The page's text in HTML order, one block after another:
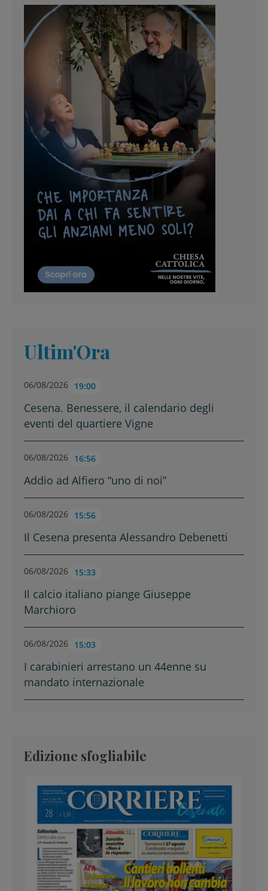
Ultim'Ora
06/08/2026 19:00
Cesena. Benessere, il calendario degli
eventi del quartiere Vigne
06/08/2026 16:56
Addio ad Alfiero “uno di noi”
06/08/2026 15:56
Il Cesena presenta Alessandro Debenetti
06/08/2026 15:33
Il calcio italiano piange Giuseppe
Marchioro
06/08/2026 15:03
I carabinieri arrestano un 44enne su
mandato internazionale
Edizione sfogliabile